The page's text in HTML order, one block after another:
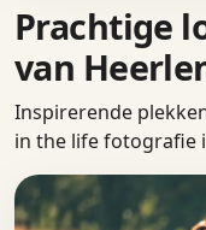
Prachtige
van
Inspirerende
in the life fotografie